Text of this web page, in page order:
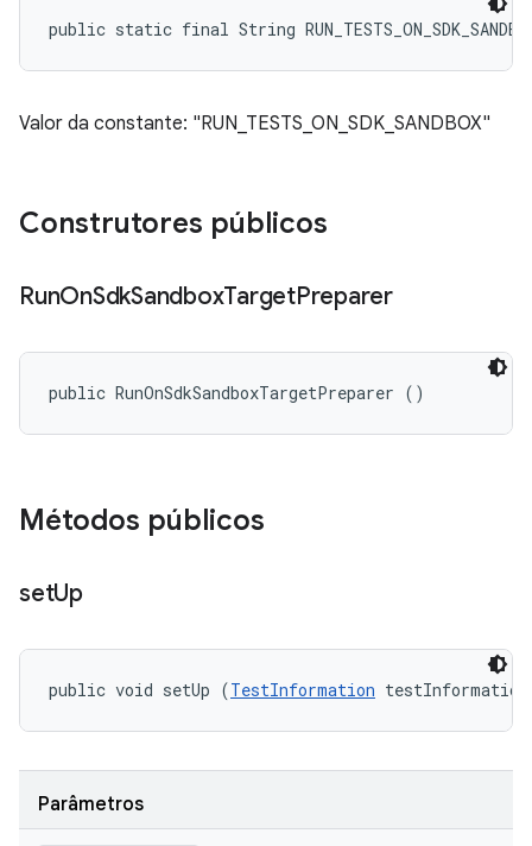
public static final String
Valor da constante: "RUN_TESTS_ON_SDK_SANDBOX"
Construtores públicos
RunOnSdkSandboxTargetPreparer
public RunOnSdkSandboxTargetPreparer ()
Métodos públicos
setUp
public void setUp (TestInformation
Parâmetros